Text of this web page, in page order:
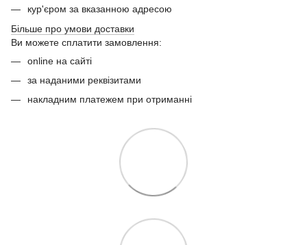
кур'єром за вказанною адресою
Більше про умови доставки
Ви можете сплатити замовлення:
online на сайті
за наданими реквізитами
накладним платежем при отриманні